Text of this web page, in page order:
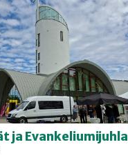
ja Evankeliumijuhla